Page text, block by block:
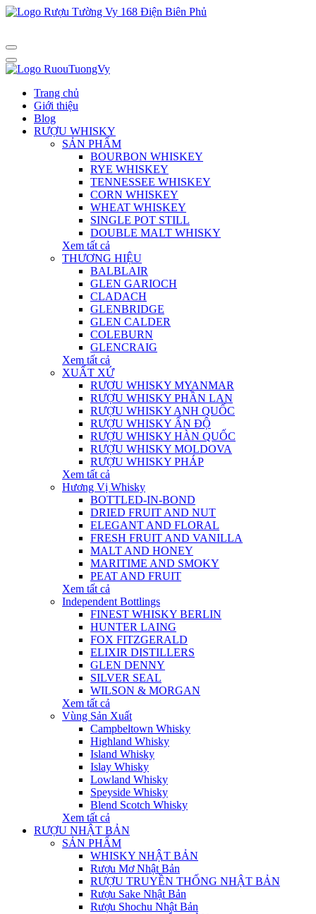
Trang chủ
Giới thiệu
Blog
RƯỢU WHISKY
SẢN PHẨM
BOURBON WHISKEY
RYE WHISKEY
TENNESSEE WHISKEY
CORN WHISKEY
WHEAT WHISKEY
SINGLE POT STILL
DOUBLE MALT WHISKY
Xem tất cả
THƯƠNG HIỆU
BALBLAIR
GLEN GARIOCH
CLADACH
GLENBRIDGE
GLEN CALDER
COLEBURN
GLENCRAIG
Xem tất cả
XUẤT XỨ
RƯỢU WHISKY MYANMAR
RƯỢU WHISKY PHẦN LAN
RƯỢU WHISKY ANH QUỐC
RƯỢU WHISKY ẤN ĐỘ
RƯỢU WHISKY HÀN QUỐC
RƯỢU WHISKY MOLDOVA
RƯỢU WHISKY PHÁP
Xem tất cả
Hương Vị Whisky
BOTTLED-IN-BOND
DRIED FRUIT AND NUT
ELEGANT AND FLORAL
FRESH FRUIT AND VANILLA
MALT AND HONEY
MARITIME AND SMOKY
PEAT AND FRUIT
Xem tất cả
Independent Bottlings
FINEST WHISKY BERLIN
HUNTER LAING
FOX FITZGERALD
ELIXIR DISTILLERS
GLEN DENNY
SILVER SEAL
WILSON & MORGAN
Xem tất cả
Vùng Sản Xuất
Campbeltown Whisky
Highland Whisky
Island Whisky
Islay Whisky
Lowland Whisky
Speyside Whisky
Blend Scotch Whisky
Xem tất cả
RƯỢU NHẬT BẢN
SẢN PHẨM
WHISKY NHẬT BẢN
Rượu Mơ Nhật Bản
RƯỢU TRUYỀN THỐNG NHẬT BẢN
Rượu Sake Nhật Bản
Rượu Shochu Nhật Bản